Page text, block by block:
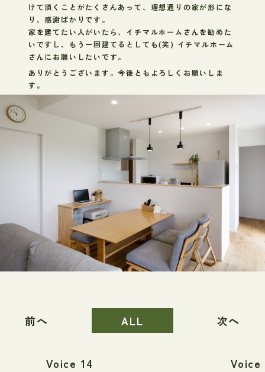
けて頂くことがたくさんあって、理想通りの家が形にな
り、感謝ばかりです。
家を建てたい人がいたら、イチマルホームさんを勧めた
いですし、もう一回建てるとしても(笑) イチマルホーム
さんにお願いしたいです。
ありがとうございます。今後ともよろしくお願いしま
す。
前へ ALL 次へ
Voice 14 Voice